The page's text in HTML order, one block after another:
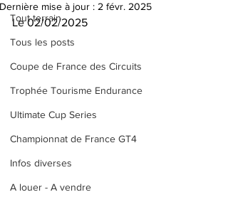
Tout terrain
Tous les posts
Coupe de France des Circuits
Trophée Tourisme Endurance
Ultimate Cup Series
Championnat de France GT4
Infos diverses
A louer - A vendre
Dernière mise à jour : 2 févr. 2025
Le 02/02/2025